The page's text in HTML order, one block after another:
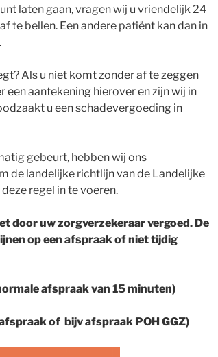
laten gaan, vragen wij u vriendelijk 24
te bellen. Een andere patiënt kan dan in
Als u niet komt zonder af te zeggen
een aantekening hierover en zijn wij in
u een schadevergoeding in
gebeurt, hebben wij ons
de landelijke richtlijn van de Landelijke
regel in te voeren.
door uw zorgverzekeraar vergoed. De
op een afspraak of niet tijdig
afspraak van 15 minuten)
of bijv afspraak POH GGZ)